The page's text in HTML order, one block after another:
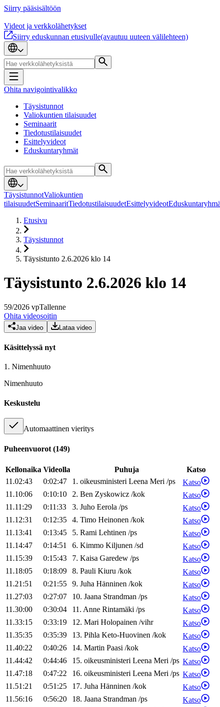
Siirry pääsisältöön
Videot ja verkkolähetykset
Siirry eduskunnan etusivulle(avautuu uuteen välilehteen)
Ohita navigointivalikko
Täysistunnot
Valiokuntien tilaisuudet
Seminaarit
Tiedotustilaisuudet
Esittelyvideot
Eduskuntaryhmät
TäysistunnotValiokuntien
tilaisuudetSeminaaritTiedotustilaisuudetEsittelyvideot
Etusivu
Täysistunnot
Täysistunto 2.6.2026 klo 14
Täysistunto 2.6.2026 klo 14
59/2026 vpTallenne
Ohita videosoitin
Jaa video Lataa video
Käsittelyssä nyt
1. Nimenhuuto
Nimenhuuto
Keskustelu
Automaattinen vieritys
Puheenvuorot (149)
Kellonaika Videolla Puhuja
Katso
11.02:43
0:02:47 1. oikeusministeri Leena Meri /ps
Katso
11.10:06
0:10:10 2. Ben Zyskowicz /kok
Katso
11.11:29
0:11:33 3. Juho Eerola /ps
Katso
11.12:31
0:12:35 4. Timo Heinonen /kok
Katso
11.13:41
0:13:45 5. Rami Lehtinen /ps
Katso
11.14:47
0:14:51 6. Kimmo Kiljunen /sd
Katso
11.15:39
0:15:43 7. Kaisa Garedew /ps
Katso
11.18:05
0:18:09 8. Pauli Kiuru /kok
Katso
11.21:51
0:21:55 9. Juha Hänninen /kok
Katso
11.27:03
0:27:07 10. Jaana Strandman /ps
Katso
11.30:00
0:30:04 11. Anne Rintamäki /ps
Katso
11.33:15
0:33:19 12. Mari Holopainen /vihr
Katso
11.35:35
0:35:39 13. Pihla Keto-Huovinen /kok
Katso
11.40:22
0:40:26 14. Martin Paasi /kok
Katso
11.44:42
0:44:46 15. oikeusministeri Leena Meri /ps Katso
11.47:18
0:47:22 16. oikeusministeri Leena Meri /ps Katso
11.51:21
0:51:25 17. Juha Hänninen /kok
Katso
11.56:16
0:56:20 18. Jaana Strandman /ps
Katso